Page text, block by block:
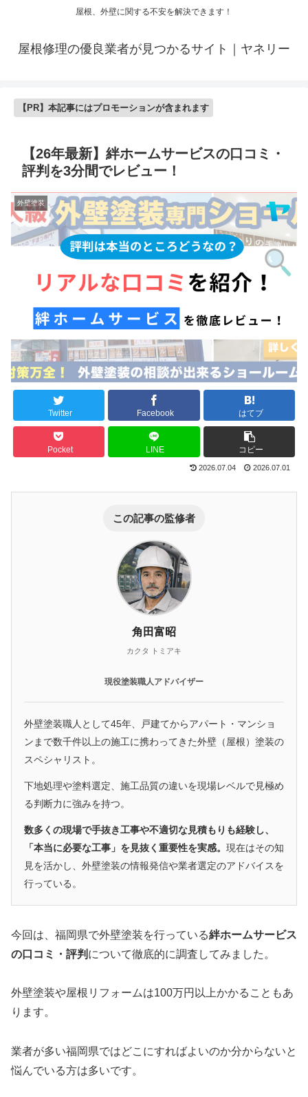
屋根、外壁に関する不安を解決できます！
屋根修理の優良業者が見つかるサイト｜ヤネリー
【PR】本記事にはプロモーションが含まれます
【26年最新】絆ホームサービスの口コミ・
評判を3分間でレビュー！
外壁塗装
Twitter Facebook はてブ
Pocket LINE コピー
2026.07.04 2026.07.01
この記事の監修者
角田富昭
カクタ トミアキ
現役塗装職人アドバイザー
外壁塗装職人として45年、戸建てからアパート・マンショ
ンまで数千件以上の施工に携わってきた外壁（屋根）塗装の
スペシャリスト。
下地処理や塗料選定、施工品質の違いを現場レベルで見極め
る判断力に強みを持つ。
数多くの現場で手抜き工事や不適切な見積もりも経験し、
「本当に必要な工事」を見抜く重要性を実感。 現在はその知
見を活かし、外壁塗装の情報発信や業者選定のアドバイスを
行っている。
今回は、福岡県で外壁塗装を行っている絆ホームサービス
の口コミ・評判 について徹底的に調査してみました。
外壁塗装や屋根リフォームは100万円以上かかることもあ
ります。
業者が多い福岡県ではどこにすればよいのか分からないと
悩んでいる方は多いです。